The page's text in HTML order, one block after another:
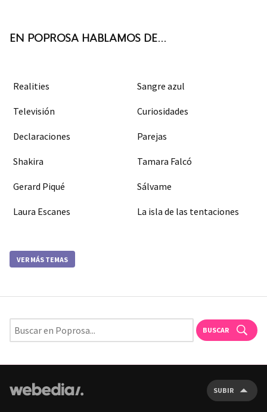
EN POPROSA HABLAMOS DE...
Realities Sangre azul
Televisión Curiosidades
Declaraciones Parejas
Shakira Tamara Falcó
Gerard Piqué Sálvame
Laura Escanes La isla de las tentaciones
VER MÁS TEMAS
BUSCAR
SUBIR